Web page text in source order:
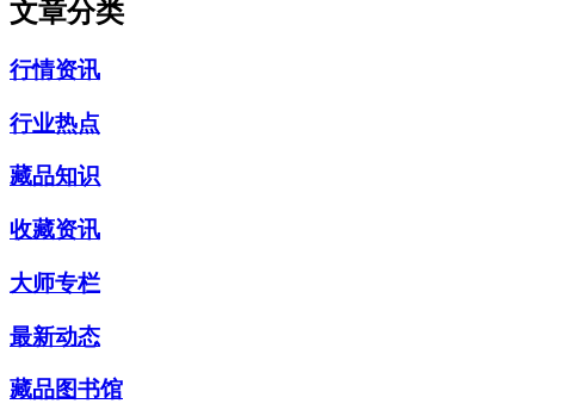
文章分类
行情资讯
行业热点
藏品知识
收藏资讯
大师专栏
最新动态
藏品图书馆